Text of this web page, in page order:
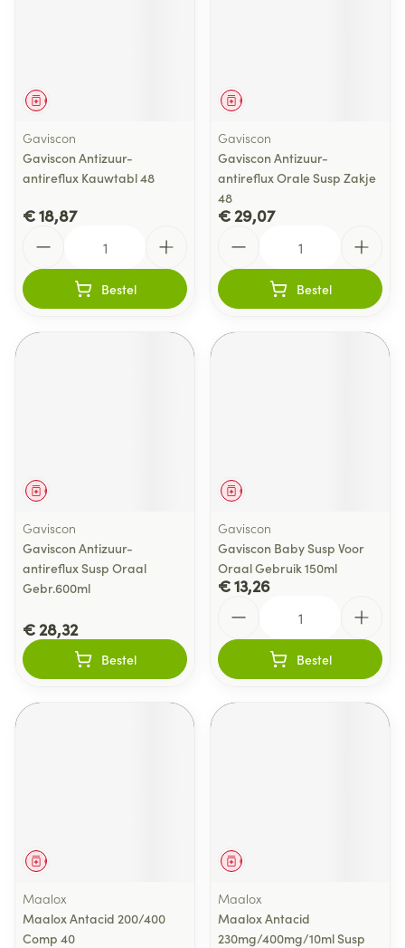
Geneesmiddel
Gaviscon
Gaviscon Antizuur-
antireflux Kauwtabl 48
€ 18,87
Bestel
Geneesmiddel
Gaviscon
Gaviscon Antizuur-
antireflux Orale Susp Zakje
48
€ 29,07
Bestel
Geneesmiddel
Gaviscon
Gaviscon Antizuur-
antireflux Susp Oraal
Gebr.600ml
€ 28,32
Bestel
Geneesmiddel
Gaviscon
Gaviscon Baby Susp Voor
Oraal Gebruik 150ml
€ 13,26
Bestel
Geneesmiddel
Maalox
Maalox Antacid 200/400
Comp 40
Geneesmiddel
Maalox
Maalox Antacid
230mg/400mg/10ml Susp